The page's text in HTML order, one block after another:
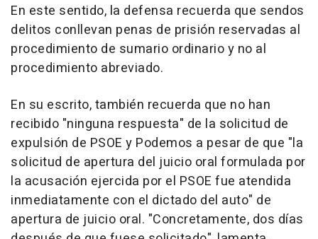
En este sentido, la defensa recuerda que sendos
delitos conllevan penas de prisión reservadas al
procedimiento de sumario ordinario y no al
procedimiento abreviado.
En su escrito, también recuerda que no han
recibido "ninguna respuesta" de la solicitud de
expulsión de PSOE y Podemos a pesar de que "la
solicitud de apertura del juicio oral formulada por
la acusación ejercida por el PSOE fue atendida
inmediatamente con el dictado del auto" de
apertura de juicio oral. "Concretamente, dos días